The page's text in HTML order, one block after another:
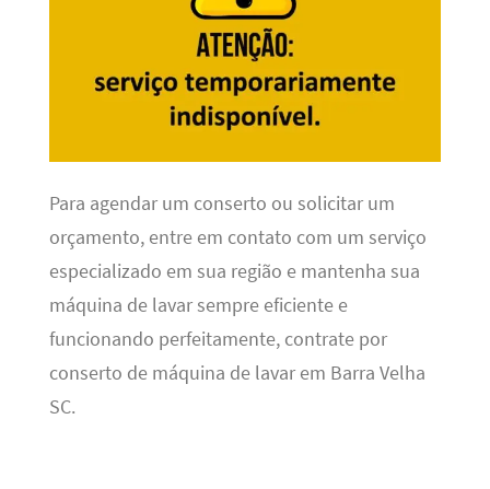
Para agendar um conserto ou solicitar um
orçamento, entre em contato com um serviço
especializado em sua região e mantenha sua
máquina de lavar sempre eficiente e
funcionando perfeitamente, contrate por
conserto de máquina de lavar em Barra Velha
SC.